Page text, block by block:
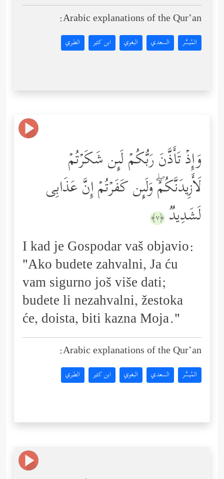
Arabic explanations of the Qur’an:
المُيسَّر السعدي البغوي ابن كثير الطبري
وَإِذۡ تَأَذَّنَ رَبُّكُمۡ لَىِٕن شَكَرۡتُمۡ
لَأَزِیدَنَّكُمۡۖ وَلَىِٕن كَفَرۡتُمۡ إِنَّ عَذَابِی
لَشَدِیدࣱ ﴿٧﴾
I kad je Gospodar vaš objavio:
"Ako budete zahvalni, Ja ću
vam sigurno još više dati;
budete li nezahvalni, žestoka
će, doista, biti kazna Moja."
Arabic explanations of the Qur’an:
المُيسَّر السعدي البغوي ابن كثير الطبري